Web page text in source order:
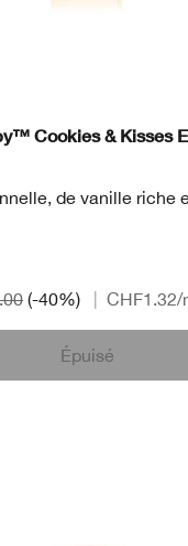
Cookies & Kisses
de vanille riche
(-40%) CHF1.32/
Épuisé